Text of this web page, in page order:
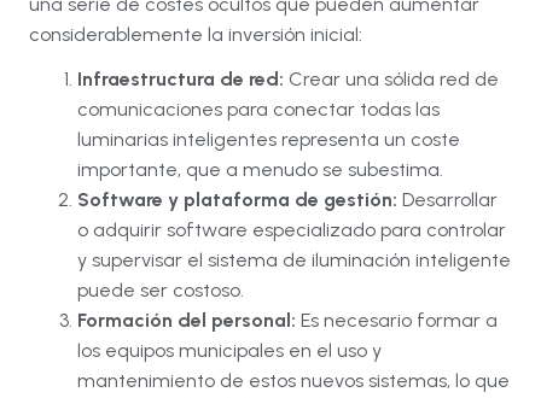
considerablemente la inversión inicial:
Infraestructura de red: Crear una sólida red de
comunicaciones para conectar todas las
luminarias inteligentes representa un coste
importante, que a menudo se subestima.
Software y plataforma de gestión: Desarrollar
o adquirir software especializado para controlar
y supervisar el sistema de iluminación inteligente
puede ser costoso.
Formación del personal: Es necesario formar a
los equipos municipales en el uso y
mantenimiento de estos nuevos sistemas, lo que